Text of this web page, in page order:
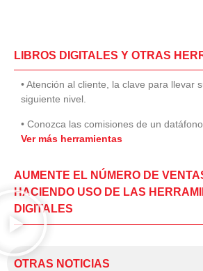
LIBROS DIGITALES Y OTRAS
• Atención al cliente, la clave para llevar
siguiente nivel.
• Conozca las comisiones de un datáfono
Ver más herramientas
AUMENTE EL NÚMERO DE
HACIENDO USO DE LAS
DIGITALES
OTRAS NOTICIAS